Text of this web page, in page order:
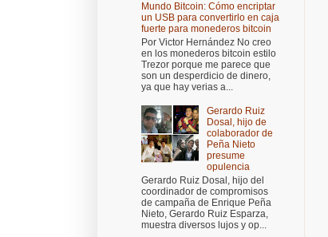
Mundo Bitcoin: Cómo encriptar
un USB para convertirlo en caja
fuerte para monederos bitcoin
Por Victor Hernández No creo
en los monederos bitcoin estilo
Trezor porque me parece que
son un desperdicio de dinero,
ya que hay verias a...
Gerardo Ruiz
Dosal, hijo de
colaborador de
Peña Nieto
presume
opulencia
Gerardo Ruiz Dosal, hijo del
coordinador de compromisos
de campaña de Enrique Peña
Nieto, Gerardo Ruiz Esparza,
muestra diversos lujos y op...